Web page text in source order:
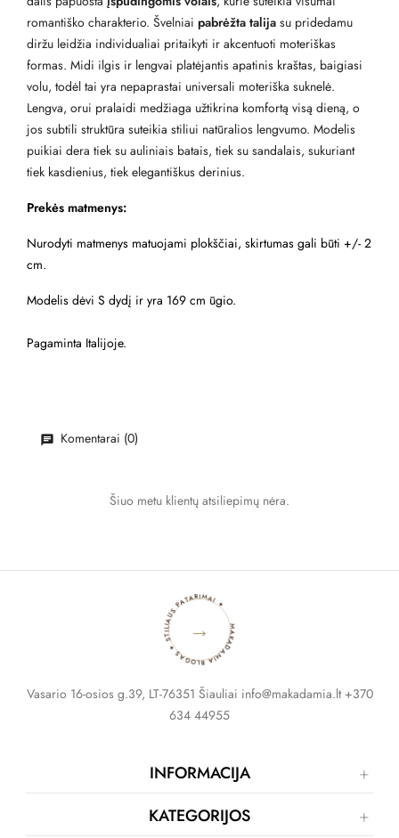
romantiško charakterio. Švelniai pabrėžta talija su pridedamu
diržu leidžia individualiai pritaikyti ir akcentuoti moteriškas
formas. Midi ilgis ir lengvai platėjantis apatinis kraštas, baigiasi
volu, todėl tai yra nepaprastai universali moteriška suknelė.
Lengva, orui pralaidi medžiaga užtikrina komfortą visą dieną, o
jos subtili struktūra suteikia stiliui natūralios lengvumo. Modelis
puikiai dera tiek su auliniais batais, tiek su sandalais, sukuriant
tiek kasdienius, tiek elegantiškus derinius.
Prekės matmenys:
Nurodyti matmenys matuojami plokščiai, skirtumas gali būti +/- 2
cm.
Modelis dėvi S dydį ir yra 169 cm ūgio.
Pagaminta Italijoje.
Komentarai (0)
Šiuo metu klientų atsiliepimų nėra.
MAKADAMIA BLOGAS ✦ STILIAUS PATARIMAI ✦
→
Vasario 16-osios g.39, LT-76351 Šiauliai info@makadamia.lt +370
634 44955
INFORMACIJA
KATEGORIJOS